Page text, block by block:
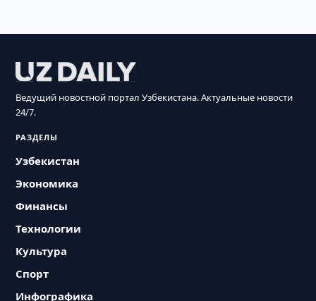
Ведущий новостной портал Узбекистана. Актуальные новости
24/7.
РАЗДЕЛЫ
Узбекистан
Экономика
Финансы
Технологии
Культура
Спорт
Инфографика